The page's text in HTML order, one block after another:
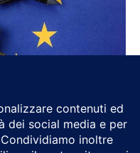
tra
gli equilibri della